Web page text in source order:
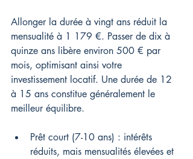
Allonger la durée à vingt ans réduit la
mensualité à 1 179 €. Passer de dix à
quinze ans libère environ 500 € par
mois, optimisant ainsi votre
investissement locatif. Une durée de 12
à 15 ans constitue généralement le
meilleur équilibre.
Prêt court (7-10 ans) : intérêts
réduits, mais mensualités élevées et